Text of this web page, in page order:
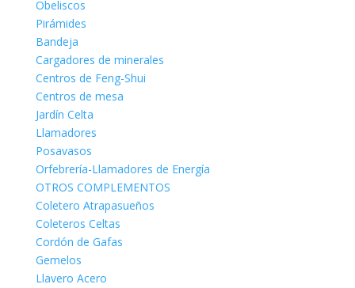
Obeliscos
Pirámides
Bandeja
Cargadores de minerales
Centros de Feng-Shui
Centros de mesa
Jardín Celta
Llamadores
Posavasos
Orfebrería-Llamadores de Energía
OTROS COMPLEMENTOS
Coletero Atrapasueños
Coleteros Celtas
Cordón de Gafas
Gemelos
Llavero Acero